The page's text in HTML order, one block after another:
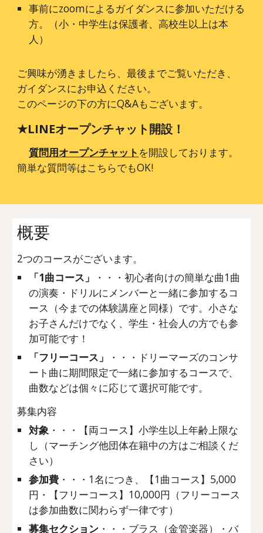
事前にzoomによるガイダンスに参加いただける
方。（小・中学生は保護者、高校生以上は本
人）
ご興味が湧きましたら、最後までご覧いただき、
ガイダンスにお申込ください。
このページの下の方にQ&Aもございます。
★LINEオープンチャット開設！
質問用オープンチャット を開設しております。
簡単な質問等はこちらでもOK!
概要
2つのコースがございます。
「1曲コース」
・・・初心者向けの簡単な曲1曲
の演奏・ドリルにメンバーと一緒に参加するコ
ース（今までの体験講座と同様）です。小さな
お子さんだけでなく、学生・社会人の方でも参
加可能です！
「フリーコース」
・・・ドリーマーズのコンサ
ート曲に期間限定で一緒に参加するコースで、
曲数などは個々に応じて選択可能です。
募集内容
対象 ・・・【両コース】小学生以上年齢上限な
し（マーチング他団体在籍中の方はご相談くだ
さい）
参加費 ・・・1名につき、【1曲コース】5,000
円・【フリーコース】10,000円（フリーコース
は参加曲数に関わらず一律です）
募集セクション ・・・ブラス（金管楽器）・バ